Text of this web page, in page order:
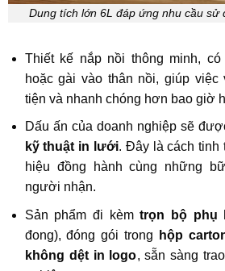
Dung tích lớn 6L đáp ứng nhu cầu sử
Thiết kế nắp nồi thông minh,
hoặc gài vào thân nồi, giúp
tiện và nhanh chóng hơn bao giờ
Dấu ấn của doanh nghiệp sẽ
kỹ thuật in lưới. Đây là cách tinh
hiệu đồng hành cùng những
người nhận.
Sản phẩm đi kèmtrọn bộ phụ
đong), đóng gói trong
hộp
không dệt in logo, sẵn sàng